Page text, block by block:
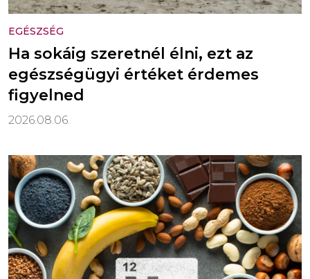
EGÉSZSÉG
Ha sokáig szeretnél élni, ezt az
egészségügyi értéket érdemes
figyelned
2026.08.06.